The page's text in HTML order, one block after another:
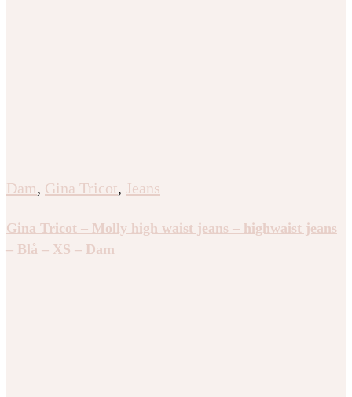
Dam, Gina Tricot, Jeans
Gina Tricot – Molly high waist jeans – highwaist jeans
– Blå – XS – Dam